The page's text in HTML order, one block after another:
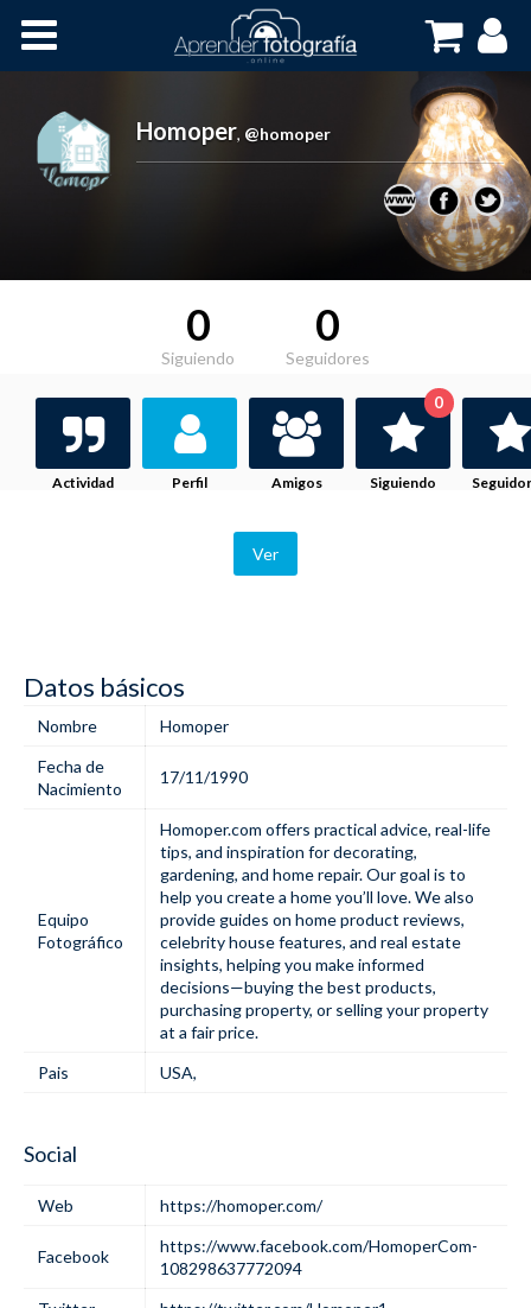
Homoper, @homoper
0
Siguiendo
0
Seguidores
Actividad Perfil Amigos Siguiendo
0
Ver
Datos básicos
Nombre
Homoper
Fecha de
Nacimiento
17/11/1990
Equipo
Fotográfico
Homoper.com offers practical advice, real-life
tips, and inspiration for decorating,
gardening, and home repair. Our goal is to
help you create a home you’ll love. We also
provide guides on home product reviews,
celebrity house features, and real estate
insights, helping you make informed
decisions—buying the best products,
purchasing property, or selling your property
at a fair price.
Pais
USA,
Social
Web https://homoper.com/
Facebook
https://www.facebook.com/HomoperCom-
108298637772094